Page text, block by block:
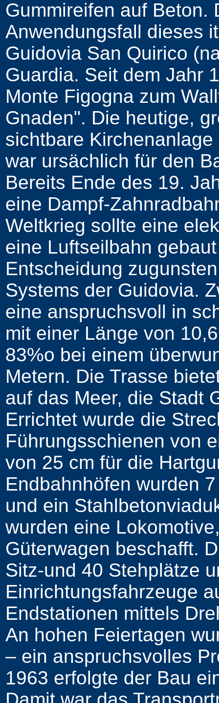
Gummireifen auf Beton.
Anwendungsfall dieses
Guidovia San Quirico
Guardia. Seit dem Jahr
Monte Figogna zum
Gnaden". Die heutige,
sichtbare
war ursächlich für den
Bereits Ende des 19.
eine Dampf-
Weltkrieg sollte eine
eine Luftseilbahn
Entscheidung
Systems der Guidovia.
eine anspruchsvoll in
mit einer Länge von
83%o bei einem
Metern. Die Trasse
auf das Meer, die Stadt
Errichtet wurde die
Führungsschienen von
von 25 cm für die
Endbahnhöfen wurden
und ein
wurden eine
Güterwagen beschafft.
Sitz-und 40 Stehplätze
Einrichtungsfahrzeuge
Endstationen mittels
An hohen Feiertagen
– ein anspruchsvolles
1963 erfolgte der Bau